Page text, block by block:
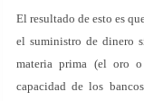
El resultado de esto es
el suministro de dinero
materia prima (el oro
capacidad de los